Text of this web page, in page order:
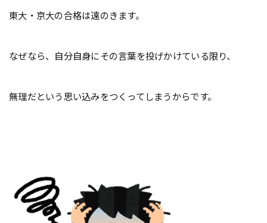
東大・京大の合格は遠のきます。
なぜなら、自分自身にその言葉を投げかけている限り、
無理だという思い込みをつくってしまうからです。